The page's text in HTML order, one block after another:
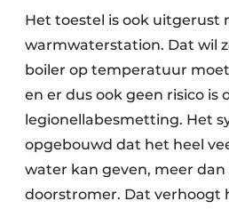
Het toestel is ook uitgerust
warmwaterstation. Dat wil
boiler op temperatuur
en er dus ook geen risico is
legionellabesmetting. Het
opgebouwd dat het heel
water kan geven, meer
doorstromer. Dat verhoogt